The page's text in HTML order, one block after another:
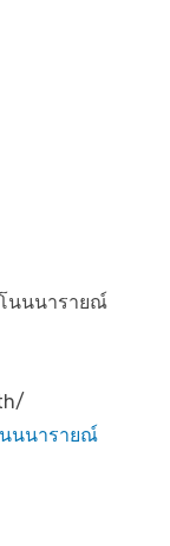
นนนารายณ์
นนารายณ์